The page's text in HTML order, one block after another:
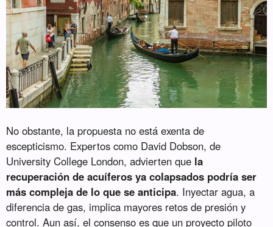
No obstante, la propuesta no está exenta de
escepticismo. Expertos como David Dobson, de
University College London, advierten que la
recuperación de acuíferos ya colapsados podría ser
más compleja de lo que se anticipa. Inyectar agua, a
diferencia de gas, implica mayores retos de presión y
control. Aun así, el consenso es que un proyecto piloto